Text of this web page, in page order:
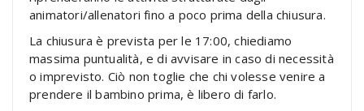
animatori/allenatori fino a poco prima della chiusura.
La chiusura è prevista per le 17:00, chiediamo
massima puntualità, e di avvisare in caso di necessità
o imprevisto. Ciò non toglie che chi volesse venire a
prendere il bambino prima, è libero di farlo.